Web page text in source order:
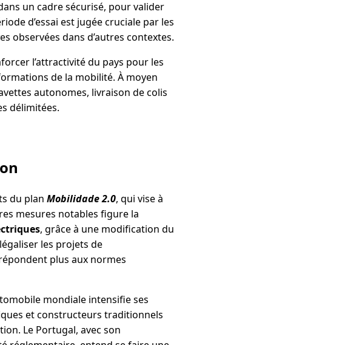
un cadre sécurisé, pour valider
d’essai est jugée cruciale par les
observées dans d’autres contextes.
l’attractivité du pays pour les
de la mobilité. À moyen
autonomes, livraison de colis
délimitées.
du plan Mobilidade 2.0, qui vise à
mesures notables figure la
, grâce à une modification du
les projets de
plus aux normes
mondiale intensifie ses
et constructeurs traditionnels
Le Portugal, avec son